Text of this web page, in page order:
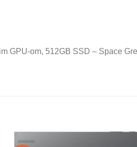
GPU-om, 512GB SSD – Space